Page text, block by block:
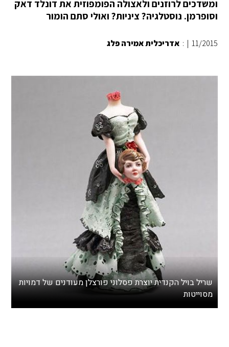
ומשדכים לרוזנים ולאצולה הפומפוזית את דונלד דאק
וסופרמן. נוסטלגיה? ציניות? ואולי סתם הומור
11/2015
|
:אדריכלית אמירה פלג
שריל בויל הקנדית יוצרת פסלוני פורצלן מעודנים של דמויות
מסוייטות